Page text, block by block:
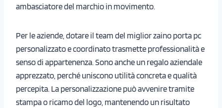
ambasciatore del marchio in movimento.
Per le aziende, dotare il team del miglior zaino porta pc
personalizzato e coordinato trasmette professionalità e
senso di appartenenza. Sono anche un regalo aziendale
apprezzato, perché uniscono utilità concreta e qualità
percepita. La personalizzazione può avvenire tramite
stampa o ricamo del logo, mantenendo un risultato